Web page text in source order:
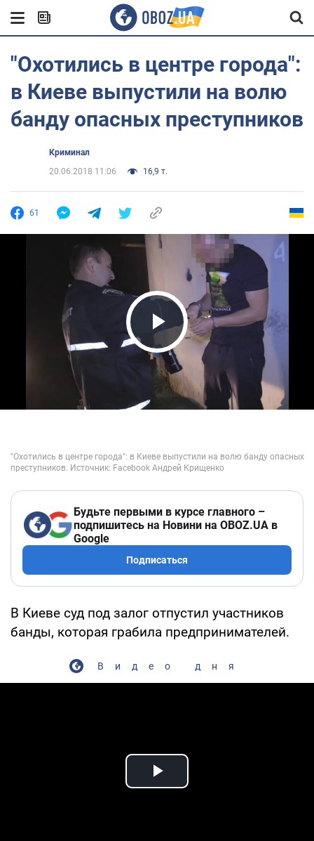
"Охотились в центре города":
в Киеве выпустили на волю
банду опасных преступников
Криминал
20.06.2018 11:06
16,9 т.
61
Play Video
Будьте первыми в курсе главного –
подпишитесь на Новини на OBOZ.UA в
Google
Подписаться
В Киеве суд под залог отпустил участников
банды, которая грабила предпринимателей.
Видео дня
Play Video